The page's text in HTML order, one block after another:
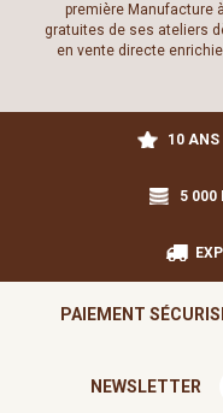
première Manufacture
gratuites de ses ateliers
en vente directe
10 ANS
5 000
PAIEMENT
NEWSLETTER